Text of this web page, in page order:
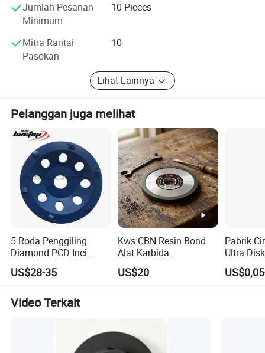
Jumlah Pesanan
Minimum
10 Pieces
Mitra Rantai
Pasokan
10
Lihat Lainnya
Pelanggan juga melihat
5 Roda Penggiling
Diamond PCD Inci
untuk Penghilangan
Epoxy Resin Beton
US$28-35
Kws CBN Resin Bond
Alat Karbida
Menggiling Roda
Penggiling Berlian
US$20
Pabrik
Ultra
Oksida
Video Terkait